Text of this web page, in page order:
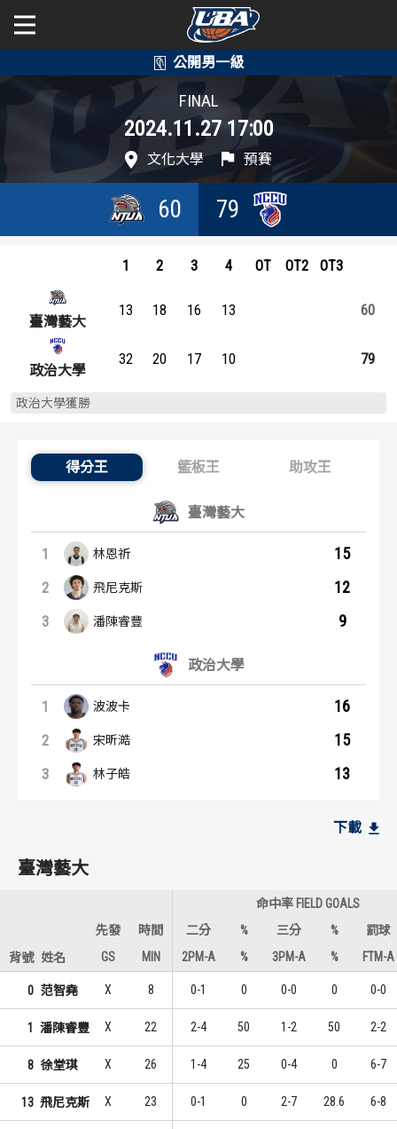
公開男一級
學年度
賽事資訊
戰績排行
球隊資訊
選手資訊
數據統計
歷屆個人獎得主
歷史數據排行
公開女一級
學年度
賽事資訊
戰績排行
球隊資訊
選手資訊
數據統計
歷屆個人獎得主
歷史數據排行
FINAL
2024.11.27 17:00
文化大學 預賽
60 79
1 2 3 4 OT OT2 OT3
臺灣藝大
13 18 16 13 60
79
32 20 17 10
政治大學
政治大學獲勝
得分王 籃板王 助攻王
得分王：內容起點
臺灣藝大
1 林恩祈 15
2 飛尼克斯 12
3 潘陳睿豐 9
政治大學
1 波波卡 16
2 宋昕澔 15
3 林子皓 13
1
徐堂琪 4
政治大學
1 波波卡 15
2 宋昕澔 5
2 5
1
潘陳睿豐 1
政治大學
1 宋昕澔 8
2 林子皓 3
2 3
下載
臺灣藝大
命中率 FIELD GOALS
先發
時間 二分 % 三分 %
罰球
背號 姓名 GS MIN 2PM-A % 3PM-A % FTM-A
0 范智堯 X 8 0-1 0 0-0 0 0-0
1 潘陳睿豐 X 22 2-4 50 1-2 50 2-2
8 徐堂琪 X 26 1-4 25 0-4 0 6-7
13 飛尼克斯 X 23 0-1 0 2-7 28.6 6-8